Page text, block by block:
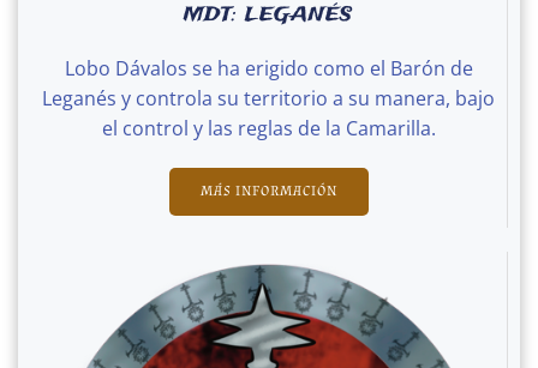
MDT: LEGANÉS
Lobo Dávalos se ha erigido como el Barón de
Leganés y controla su territorio a su manera, bajo
el control y las reglas de la Camarilla.
MÁS INFORMACIÓN